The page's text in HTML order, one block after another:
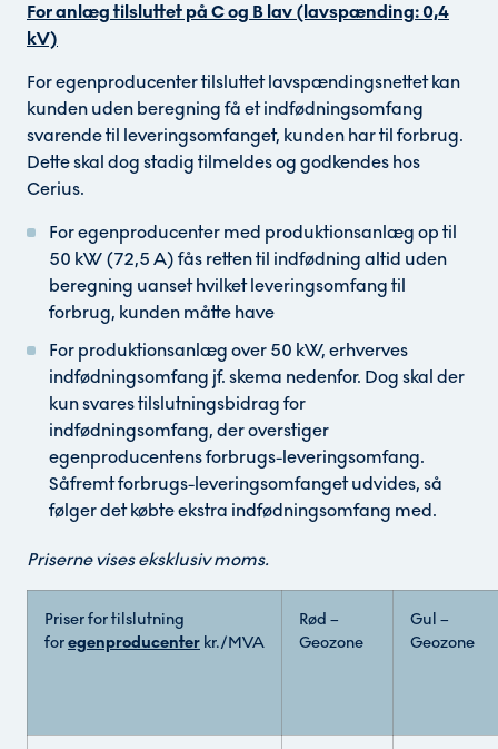
For anlæg tilsluttet på C og B lav (lavspænding: 0,4
kV)
For egenproducenter tilsluttet lavspændingsnettet kan
kunden uden beregning få et indfødningsomfang
svarende til leveringsomfanget, kunden har til forbrug.
Dette skal dog stadig tilmeldes og godkendes hos
Cerius.
For egenproducenter med produktionsanlæg op til
50 kW (72,5 A) fås retten til indfødning altid uden
beregning uanset hvilket leveringsomfang til
forbrug, kunden måtte have
For produktionsanlæg over 50 kW, erhverves
indfødningsomfang jf. skema nedenfor. Dog skal der
kun svares tilslutningsbidrag for
indfødningsomfang, der overstiger
egenproducentens forbrugs-leveringsomfang.
Såfremt forbrugs-leveringsomfanget udvides, så
følger det købte ekstra indfødningsomfang med.
Priserne vises eksklusiv moms.
Priser for tilslutning
foregenproducenter kr./MVA
Rød –
Geozone
Gul –
Geozone